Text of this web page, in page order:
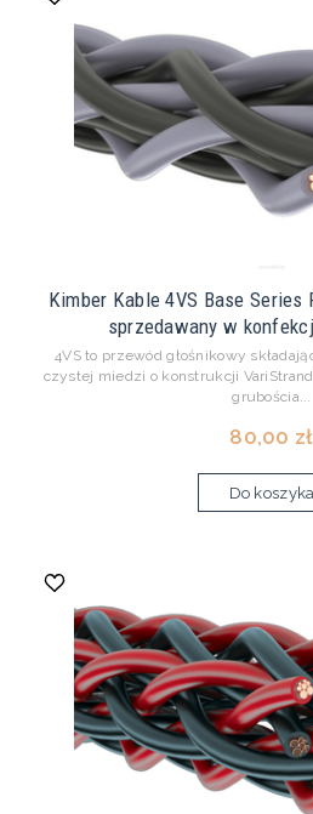
Kimber Kable 4VS Base Series
sprzedawany w
4VS to przewód głośnikowy
czystej miedzi o konstrukcji
grubościa...
80,00 zł
Do koszyka